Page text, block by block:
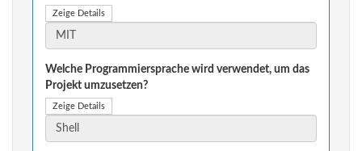
Zeige Details
Welche Programmiersprache wird verwendet, um das
Projekt umzusetzen?
Zeige Details